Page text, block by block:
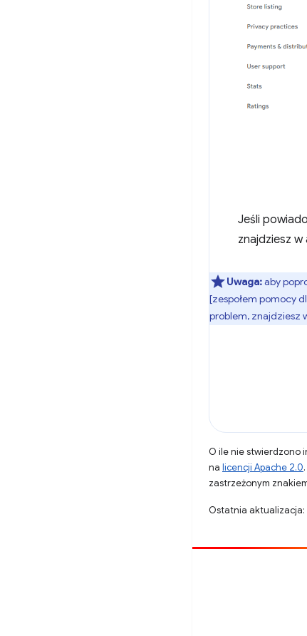
Jeśli
znajdziesz w
Uwaga:aby
[zespołem pomocy
problem, znajdziesz
O ile nie stwierdzono
na licencji Apache 2.0
zastrzeżonym
Ostatnia aktualizacja: